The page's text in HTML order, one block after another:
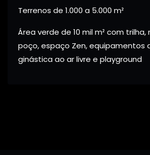
Terrenos de 1.000 a 5.000 m²
Área verde de 10 mil m² com trilha,
poço, espaço Zen, equipamentos
ginástica ao ar livre e playground